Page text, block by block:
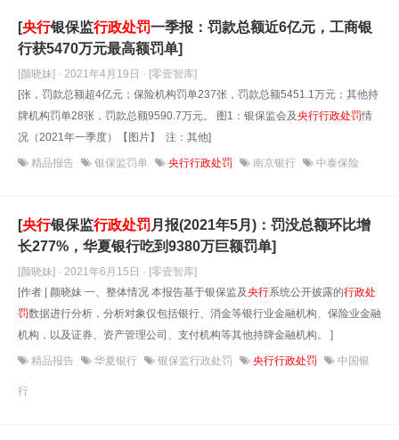
[央行银保监行政处罚一季报：罚款总额近6亿元，工商银
行获5470万元最高额罚单]
[颜晓妹] · 2021年4月19日 · [零壹智库]
[张，罚款总额超4亿元；保险机构罚单237张，罚款总额5451.1万元；其他持
牌机构罚单28张，罚款总额9590.7万元。 图1：银保监会及央行行政处罚情
况（2021年一季度）​【图片】 注：其他]
精品报告 银保监罚单 央行行政处罚 南京银行 中泰保险
[央行银保监行政处罚月报(2021年5月)：罚没总额环比增
长277%，华夏银行吃到9380万巨额罚单]
[颜晓妹] · 2021年6月15日 · [零壹智库]
[作者 | 颜晓妹 一、整体情况 本报告基于银保监及央行系统公开披露的行政处
罚数据进行分析，分析对象仅包括银行、消金等银行业金融机构、保险业金融
机构，以及证券、资产管理公司、支付机构等其他持牌金融机构。 ]
精品报告 华夏银行 银保监行政处罚 央行行政处罚 中国银
行